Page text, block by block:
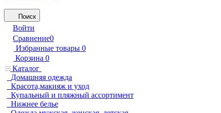
Поиск
Войти
Сравнение0
Избранные товары 0
Корзина 0
Каталог
Домашняя одежда
Красота,макияж и уход
Купальный и пляжный ассортимент
Нижнее белье